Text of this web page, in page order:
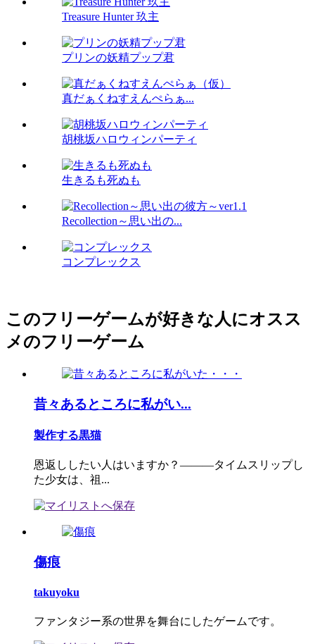
Treasure Hunter 玖主
プリンの妖精プップ君
真だぁくねすえんぺらぁ...
胡桃坂ハロウィンパーティ
生きるも死ぬも
Recollection～思い出の...
コンプレックス
このフリーゲームが好きな人にオスス
メのフリーゲーム
昔々あるところに私がい...
製作する黒猫
恩返ししたい人はいますか？―――タイムスリップし
た少女は、祖...
傷痕
takuyoku
ファンタジー系の世界を舞台にしたゲームです。